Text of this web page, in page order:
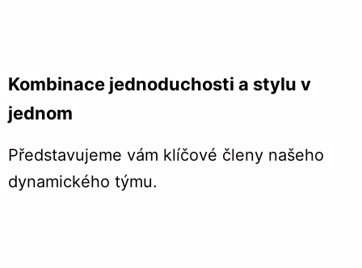
Kombinace jednoduchosti a stylu v
jednom
Představujeme vám klíčové členy našeho
dynamického týmu.